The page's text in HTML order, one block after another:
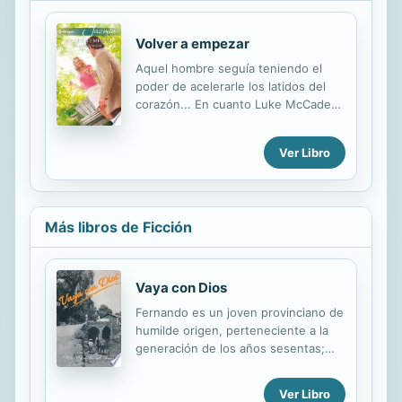
Volver a empezar
Aquel hombre seguía teniendo el
poder de acelerarle los latidos del
corazón... En cuanto Luke McCade
ausencia, Nicki Johansson se dio
cuenta de que, aunque ya no era la
Luke seguía ejerciendo el mismo
poder sobre ella. Quizá porque no
había podido olvidar el primer beso
que él le había dado. Nicki no quería
fútbol del instituto, pero... ¿cómo
modo en el que cuidaba a su abuelo
enfermo? Y además de bueno y
rico... seguía siendo...
Ver Libro
Más libros de Ficción
Vaya con Dios
Fernando es un joven provinciano de
humilde origen, perteneciente a la
generación de los años sesentas;
cualquier adolescente; su padrino,
Ver Libro